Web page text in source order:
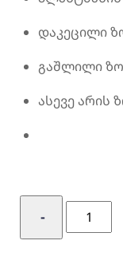
დაკეცილი
გაშლილი
ასევე არის
−